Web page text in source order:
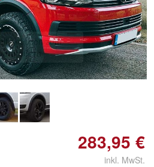
antippen zum
283,95 €
inkl. MwSt.